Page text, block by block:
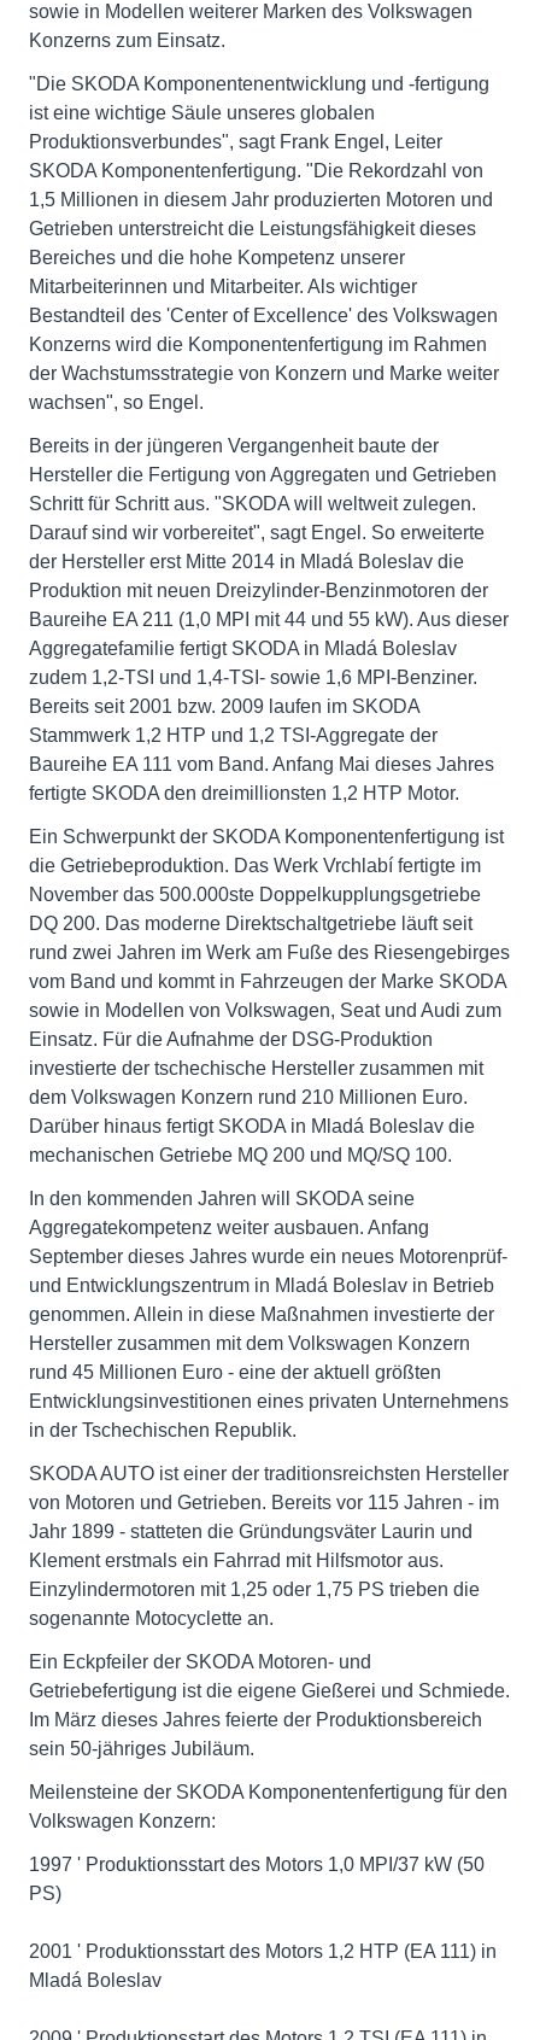
sowie in Modellen weiterer Marken des Volkswagen
Konzerns zum Einsatz.
"Die SKODA Komponentenentwicklung und -fertigung
ist eine wichtige Säule unseres globalen
Produktionsverbundes", sagt Frank Engel, Leiter
SKODA Komponentenfertigung. "Die Rekordzahl von
1,5 Millionen in diesem Jahr produzierten Motoren und
Getrieben unterstreicht die Leistungsfähigkeit dieses
Bereiches und die hohe Kompetenz unserer
Mitarbeiterinnen und Mitarbeiter. Als wichtiger
Bestandteil des 'Center of Excellence' des Volkswagen
Konzerns wird die Komponentenfertigung im Rahmen
der Wachstumsstrategie von Konzern und Marke weiter
wachsen", so Engel.
Bereits in der jüngeren Vergangenheit baute der
Hersteller die Fertigung von Aggregaten und Getrieben
Schritt für Schritt aus. "SKODA will weltweit zulegen.
Darauf sind wir vorbereitet", sagt Engel. So erweiterte
der Hersteller erst Mitte 2014 in Mladá Boleslav die
Produktion mit neuen Dreizylinder-Benzinmotoren der
Baureihe EA 211 (1,0 MPI mit 44 und 55 kW). Aus dieser
Aggregatefamilie fertigt SKODA in Mladá Boleslav
zudem 1,2-TSI und 1,4-TSI- sowie 1,6 MPI-Benziner.
Bereits seit 2001 bzw. 2009 laufen im SKODA
Stammwerk 1,2 HTP und 1,2 TSI-Aggregate der
Baureihe EA 111 vom Band. Anfang Mai dieses Jahres
fertigte SKODA den dreimillionsten 1,2 HTP Motor.
Ein Schwerpunkt der SKODA Komponentenfertigung ist
die Getriebeproduktion. Das Werk Vrchlabí fertigte im
November das 500.000ste Doppelkupplungsgetriebe
DQ 200. Das moderne Direktschaltgetriebe läuft seit
rund zwei Jahren im Werk am Fuße des Riesengebirges
vom Band und kommt in Fahrzeugen der Marke SKODA
sowie in Modellen von Volkswagen, Seat und Audi zum
Einsatz. Für die Aufnahme der DSG-Produktion
investierte der tschechische Hersteller zusammen mit
dem Volkswagen Konzern rund 210 Millionen Euro.
Darüber hinaus fertigt SKODA in Mladá Boleslav die
mechanischen Getriebe MQ 200 und MQ/SQ 100.
In den kommenden Jahren will SKODA seine
Aggregatekompetenz weiter ausbauen. Anfang
September dieses Jahres wurde ein neues Motorenprüf-
und Entwicklungszentrum in Mladá Boleslav in Betrieb
genommen. Allein in diese Maßnahmen investierte der
Hersteller zusammen mit dem Volkswagen Konzern
rund 45 Millionen Euro - eine der aktuell größten
Entwicklungsinvestitionen eines privaten Unternehmens
in der Tschechischen Republik.
SKODA AUTO ist einer der traditionsreichsten Hersteller
von Motoren und Getrieben. Bereits vor 115 Jahren - im
Jahr 1899 - statteten die Gründungsväter Laurin und
Klement erstmals ein Fahrrad mit Hilfsmotor aus.
Einzylindermotoren mit 1,25 oder 1,75 PS trieben die
sogenannte Motocyclette an.
Ein Eckpfeiler der SKODA Motoren- und
Getriebefertigung ist die eigene Gießerei und Schmiede.
Im März dieses Jahres feierte der Produktionsbereich
sein 50-jähriges Jubiläum.
Meilensteine der SKODA Komponentenfertigung für den
Volkswagen Konzern:
1997 ' Produktionsstart des Motors 1,0 MPI/37 kW (50
PS)
2001 ' Produktionsstart des Motors 1,2 HTP (EA 111) in
Mladá Boleslav